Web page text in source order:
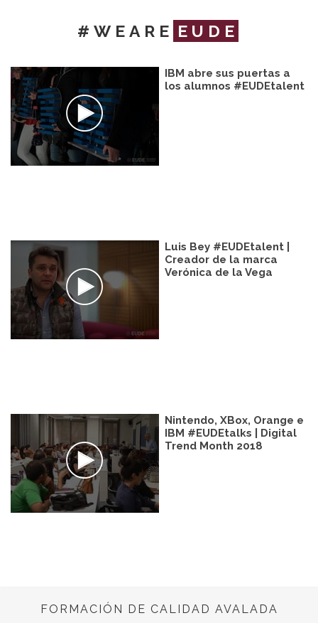
#WEARE EUDE
IBM abre sus puertas a
los alumnos #EUDEtalent
Luis Bey #EUDEtalent |
Creador de la marca
Verónica de la Vega
Nintendo, XBox, Orange e
IBM #EUDEtalks | Digital
Trend Month 2018
FORMACIÓN DE CALIDAD AVALADA